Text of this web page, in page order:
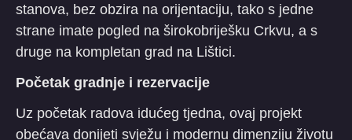
stanova, bez obzira na orijentaciju, tako s jedne
strane imate pogled na širokobriješku Crkvu, a s
druge na kompletan grad na Lištici.
Početak gradnje i rezervacije
Uz početak radova idućeg tjedna, ovaj projekt
obećava donijeti svježu i modernu dimenziju životu